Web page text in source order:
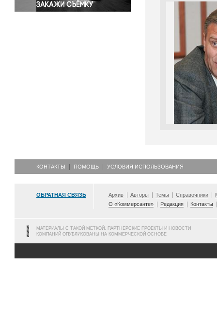
КОНТАКТЫ ПОМОЩЬ УСЛОВИЯ ИСПОЛЬЗОВАНИЯ
ОБРАТНАЯ СВЯЗЬ Архив Авторы Темы Справочники
О «Коммерсанте»
Редакция Контакты
МАТЕРИАЛЫ С ТАКОЙ МЕТКОЙ, ПАРТНЕРСКИЕ ПРОЕКТЫ И НОВОСТИ
КОМПАНИЙ ОПУБЛИКОВАНЫ НА КОММЕРЧЕСКОЙ ОСНОВЕ